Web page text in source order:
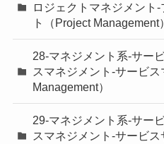
ロジェクトマネジメント
ト（Project Management）
28-マネジメント系-サー
スマネジメント-サービ
Management）
29-マネジメント系-サー
スマネジメント-サービ